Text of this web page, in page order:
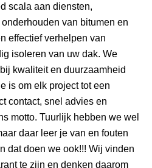
scala aan diensten,
van bitumen en
effectief verhelpen van
isoleren van uw dak. We
kwaliteit en duurzaamheid
is om elk project tot een
contact, snel advies en
motto. Tuurlijk hebben we wel
daar leer je van en fouten
dat doen we ook!!! Wij vinden
te zijn en denken daarom